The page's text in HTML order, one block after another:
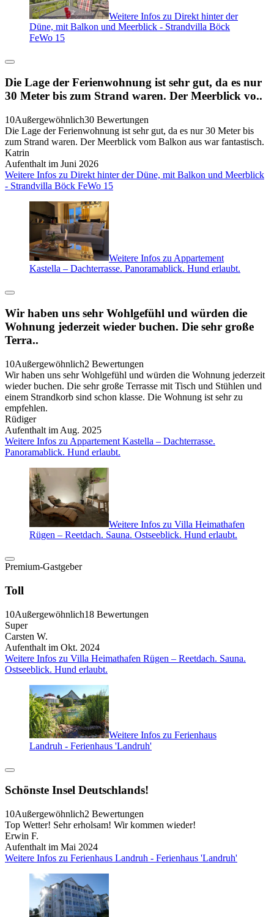
Weitere Infos zu Direkt hinter der
Düne, mit Balkon und Meerblick - Strandvilla Böck
FeWo 15
Die Lage der Ferienwohnung ist sehr gut, da es nur
30 Meter bis zum Strand waren. Der Meerblick vo..
10Außergewöhnlich30 Bewertungen
Die Lage der Ferienwohnung ist sehr gut, da es nur 30 Meter bis
zum Strand waren. Der Meerblick vom Balkon aus war fantastisch.
Katrin
Aufenthalt im Juni 2026
Weitere Infos zu Direkt hinter der Düne, mit Balkon und Meerblick
- Strandvilla Böck FeWo 15
Weitere Infos zu Appartement
Kastella – Dachterrasse. Panoramablick. Hund erlaubt.
Wir haben uns sehr Wohlgefühl und würden die
Wohnung jederzeit wieder buchen. Die sehr große
Terra..
10Außergewöhnlich2 Bewertungen
Wir haben uns sehr Wohlgefühl und würden die Wohnung jederzeit
wieder buchen. Die sehr große Terrasse mit Tisch und Stühlen und
einem Strandkorb sind schon klasse. Die Wohnung ist sehr zu
empfehlen.
Rüdiger
Aufenthalt im Aug. 2025
Weitere Infos zu Appartement Kastella – Dachterrasse.
Panoramablick. Hund erlaubt.
Weitere Infos zu Villa Heimathafen
Rügen – Reetdach. Sauna. Ostseeblick. Hund erlaubt.
Premium-Gastgeber
Toll
10Außergewöhnlich18 Bewertungen
Super
Carsten W.
Aufenthalt im Okt. 2024
Weitere Infos zu Villa Heimathafen Rügen – Reetdach. Sauna.
Ostseeblick. Hund erlaubt.
Weitere Infos zu Ferienhaus
Landruh - Ferienhaus 'Landruh'
Schönste Insel Deutschlands!
10Außergewöhnlich2 Bewertungen
Top Wetter! Sehr erholsam! Wir kommen wieder!
Erwin F.
Aufenthalt im Mai 2024
Weitere Infos zu Ferienhaus Landruh - Ferienhaus 'Landruh'